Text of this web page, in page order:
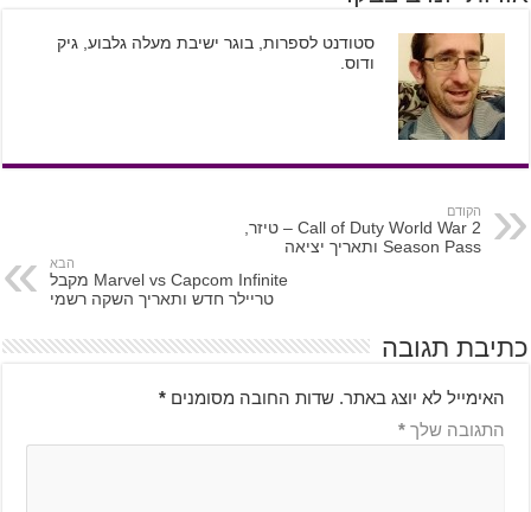
סטודנט לספרות, בוגר ישיבת מעלה גלבוע, גיק
ודוס.
הקודם
Call of Duty World War 2 – טיזר,
Season Pass ותאריך יציאה
הבא
Marvel vs Capcom Infinite מקבל
טריילר חדש ותאריך השקה רשמי
כתיבת תגובה
האימייל לא יוצג באתר. שדות החובה מסומנים *
התגובה שלך *